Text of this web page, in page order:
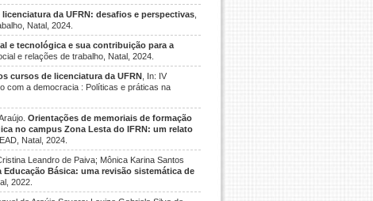
da UFRN: desafios e perspectivas
Natal, 2024.
e tecnológica e sua contribuição para a
e relações de trabalho, Natal, 2024.
cursos de licenciatura da UFRN , In: IV
com a democracia : Políticas e práticas na
Orientações de memoriais de formação
no campus Zona Lesta do IFRN: um relato
Natal, 2024.
Leandro de Paiva; Mônica Karina Santos
Básica: uma revisão sistemática de
2022.